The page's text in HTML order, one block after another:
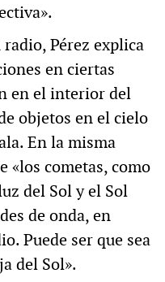
Pérez explica
en ciertas
en el interior del
objetos en el cielo
En la misma
«los cometas, como
del Sol y el Sol
de onda, en
Puede ser que sea
del Sol».